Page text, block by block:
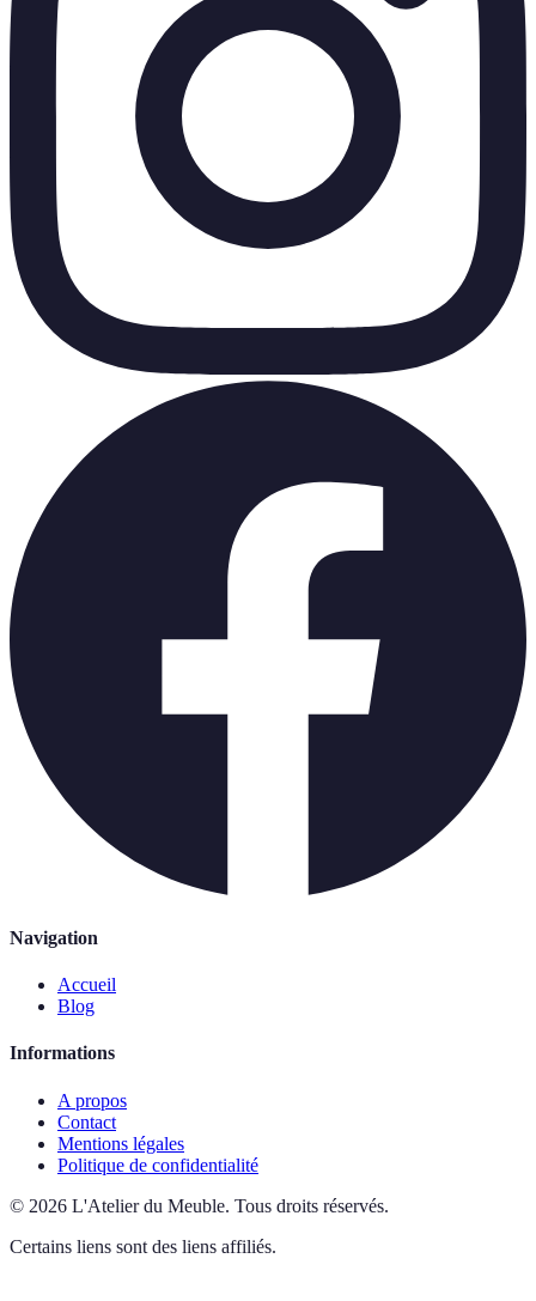
Navigation
Accueil
Blog
Informations
A propos
Contact
Mentions légales
Politique de confidentialité
© 2026 L'Atelier du Meuble. Tous droits réservés.
Certains liens sont des liens affiliés.